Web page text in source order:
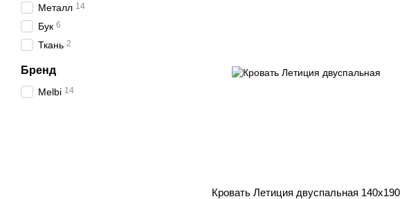
Кровать Летиция двуспальная 140х190
Металл 14
Бук 6
Ткань 2
Бренд
Melbi 14